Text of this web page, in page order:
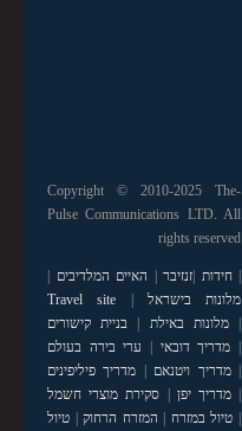
Copyright © 2010-2025 The-
Pulse Communications LTD. All
rights reserved
|חידות |זנזיבר | האיים המלדיבים |
מלונות בישראל |
Travel site
|מלונות באילת | בניית קישורים
| מדריך דובאי | ערי בירה בעולם
|מדריך ויטנאם | מדריך פיליפינים
|מדריך יפן | סקירת מוצרי חשמל
| טיול במזרח | המזרח הרחוק| טיול